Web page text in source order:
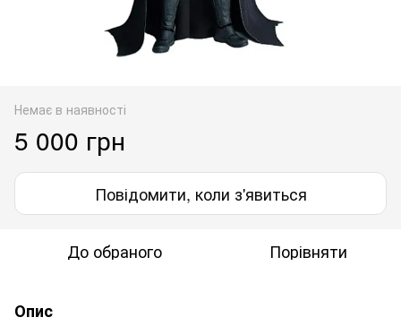
Немає в наявності
5 000 грн
Повідомити, коли з'явиться
До обраного Порівняти
Опис